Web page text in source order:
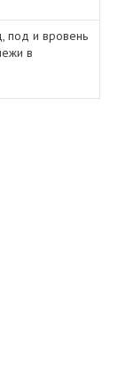
под и вровень
в